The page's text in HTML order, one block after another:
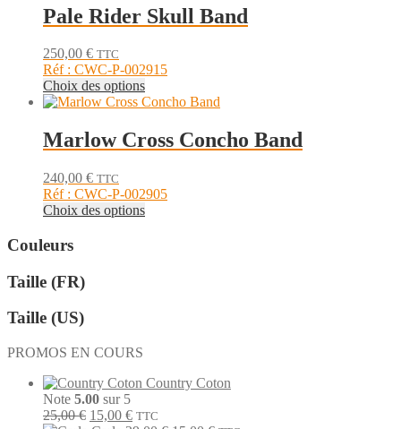
la
page
produit
plusieurs
variations.
peuvent
être
choisies
la
page
produit
Pale Rider Skull Band
250,00 € TTC
Réf : CWC-P-002915
Choix des optionsCe
produit
plusieurs
variations.
peuvent
être
Marlow Cross Concho Band
240,00 € TTC
Réf : CWC-P-002905
Choix des optionsCe
la
du
Couleurs
Taille (FR)
Taille (US)
PROMOS EN COURS
Country Coton
Note 5.00 sur 5
25,00€ Le
15,00 €Le
TTC